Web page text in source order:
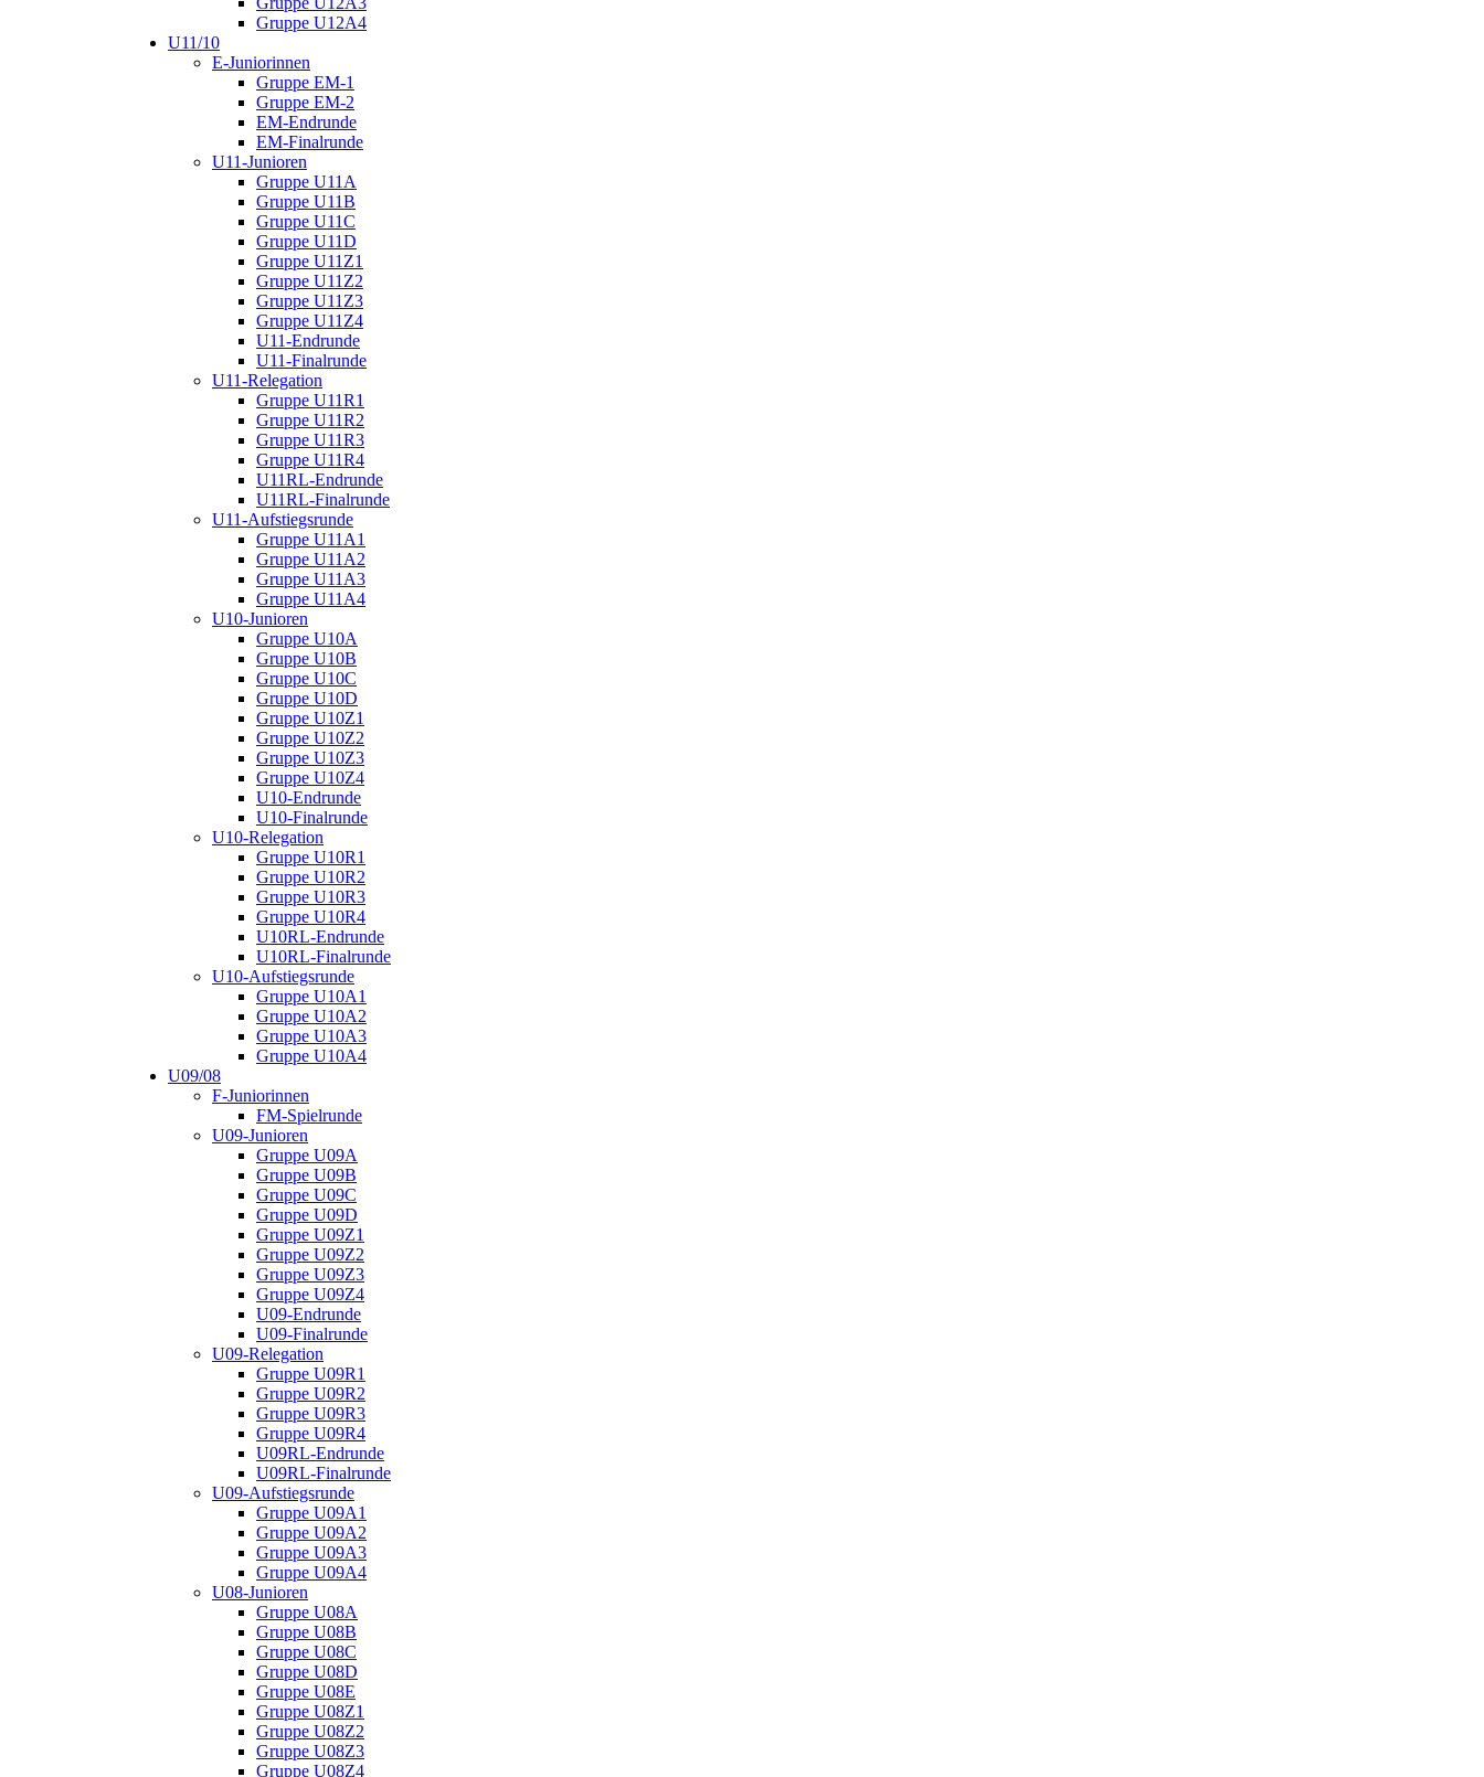
Gruppe U12A4
U11/10
E-Juniorinnen
Gruppe EM-1
Gruppe EM-2
EM-Endrunde
EM-Finalrunde
U11-Junioren
Gruppe U11A
Gruppe U11B
Gruppe U11C
Gruppe U11D
Gruppe U11Z1
Gruppe U11Z2
Gruppe U11Z3
Gruppe U11Z4
U11-Endrunde
U11-Finalrunde
U11-Relegation
Gruppe U11R1
Gruppe U11R2
Gruppe U11R3
Gruppe U11R4
U11RL-Endrunde
U11RL-Finalrunde
U11-Aufstiegsrunde
Gruppe U11A1
Gruppe U11A2
Gruppe U11A3
Gruppe U11A4
U10-Junioren
Gruppe U10A
Gruppe U10B
Gruppe U10C
Gruppe U10D
Gruppe U10Z1
Gruppe U10Z2
Gruppe U10Z3
Gruppe U10Z4
U10-Endrunde
U10-Finalrunde
U10-Relegation
Gruppe U10R1
Gruppe U10R2
Gruppe U10R3
Gruppe U10R4
U10RL-Endrunde
U10RL-Finalrunde
U10-Aufstiegsrunde
Gruppe U10A1
Gruppe U10A2
Gruppe U10A3
Gruppe U10A4
U09/08
F-Juniorinnen
FM-Spielrunde
U09-Junioren
Gruppe U09A
Gruppe U09B
Gruppe U09C
Gruppe U09D
Gruppe U09Z1
Gruppe U09Z2
Gruppe U09Z3
Gruppe U09Z4
U09-Endrunde
U09-Finalrunde
U09-Relegation
Gruppe U09R1
Gruppe U09R2
Gruppe U09R3
Gruppe U09R4
U09RL-Endrunde
U09RL-Finalrunde
U09-Aufstiegsrunde
Gruppe U09A1
Gruppe U09A2
Gruppe U09A3
Gruppe U09A4
U08-Junioren
Gruppe U08A
Gruppe U08B
Gruppe U08C
Gruppe U08D
Gruppe U08E
Gruppe U08Z1
Gruppe U08Z2
Gruppe U08Z3
Gruppe U08Z4